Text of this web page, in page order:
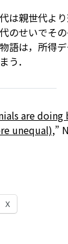
は親世代よ
のせいでそ
語は，所得
う．
are
unequal),”
X